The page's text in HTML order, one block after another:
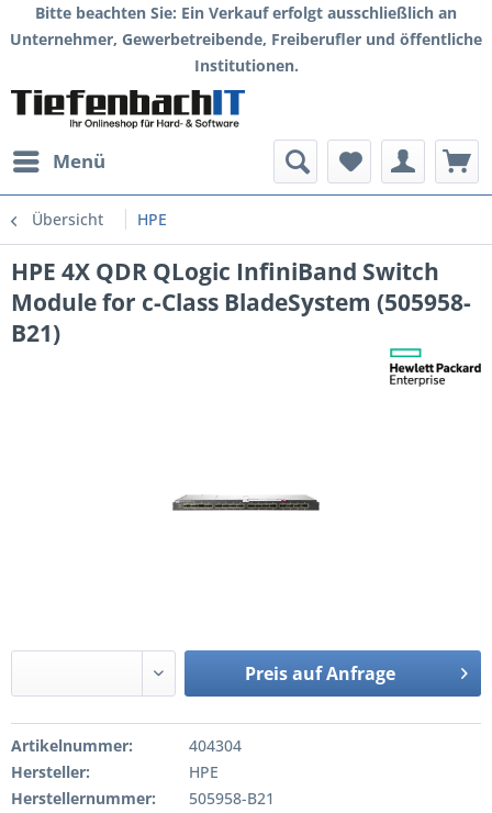
Bitte beachten Sie: Ein Verkauf erfolgt ausschließlich an
Unternehmer, Gewerbetreibende, Freiberufler und öffentliche
Institutionen.
Menü
Übersicht HPE
HPE 4X QDR QLogic InfiniBand Switch
Module for c-Class BladeSystem (505958-
B21)
Preis auf Anfrage
Artikelnummer:
404304
Hersteller:
HPE
Herstellernummer:
505958-B21